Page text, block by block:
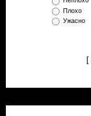
Плохо
Ужасно
[